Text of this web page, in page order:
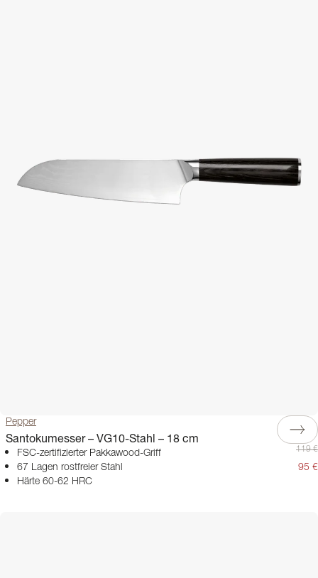
Pepper
Santokumesser – VG10-Stahl – 18 cm
FSC-zertifizierter Pakkawood-Griff
67 Lagen rostfreier Stahl
Härte 60-62 HRC
119 €
95 €